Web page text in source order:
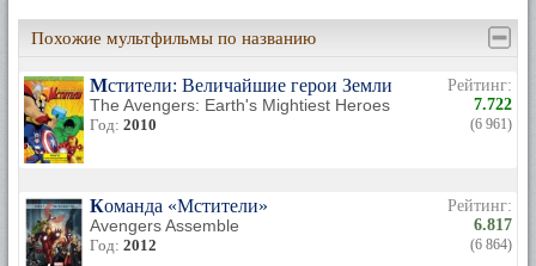
Похожие мультфильмы по названию
Мстители: Величайшие герои Земли
The Avengers: Earth's Mightiest Heroes
Год: 2010
Рейтинг:
7.722
(6 961)
Команда «Мстители»
Avengers Assemble
Год: 2012
Рейтинг:
6.817
(6 864)